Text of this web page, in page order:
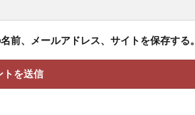
前、メールアドレス、サイトを保存する。